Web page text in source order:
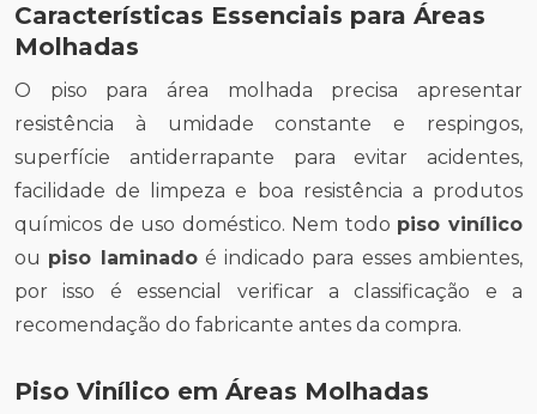
Características Essenciais para Áreas
Molhadas
O piso para área molhada precisa apresentar
resistência à umidade constante e respingos,
superfície antiderrapante para evitar acidentes,
facilidade de limpeza e boa resistência a produtos
químicos de uso doméstico. Nem todo piso vinílico
ou piso laminadoé indicado para esses ambientes,
por isso é essencial verificar a classificação e a
recomendação do fabricante antes da compra.
Piso Vinílico em Áreas Molhadas